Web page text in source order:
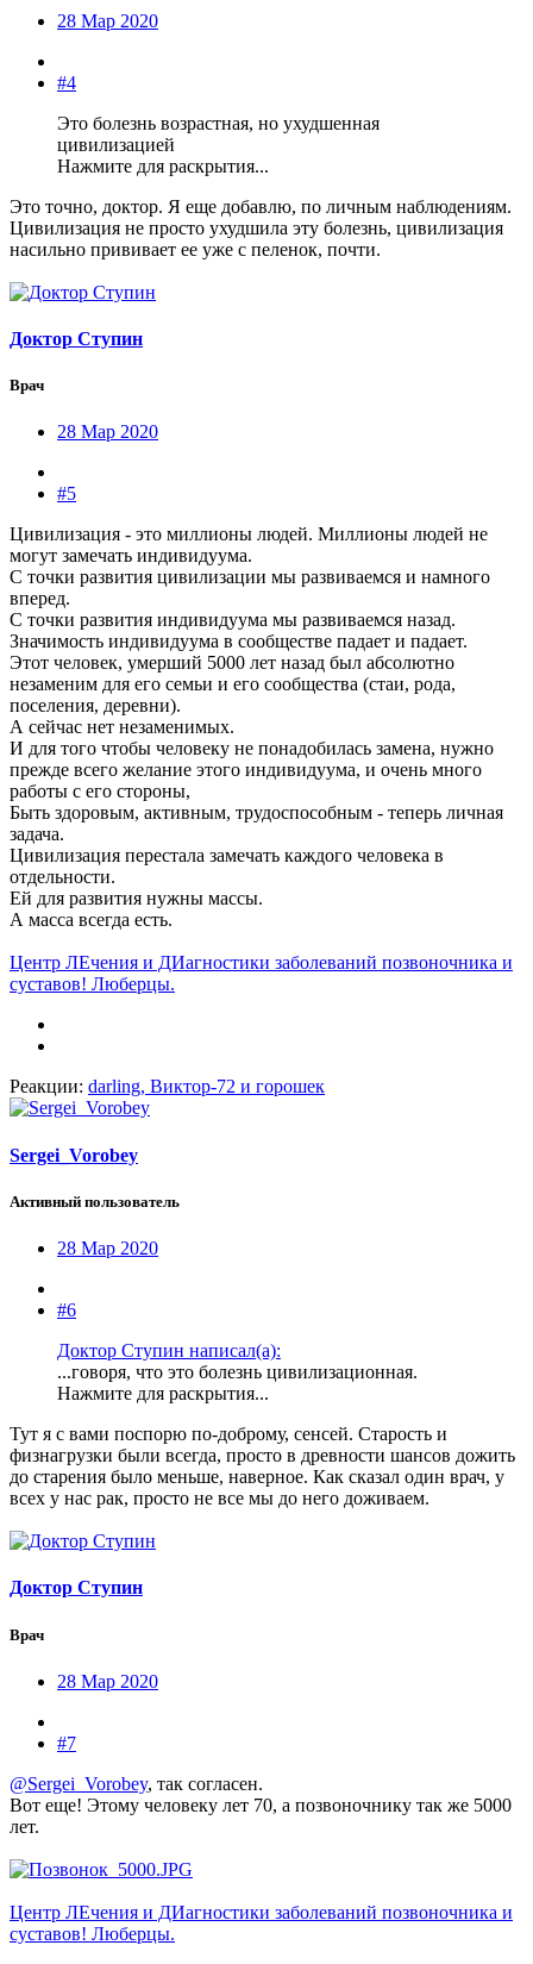
28 Мар 2020
#4
Это болезнь возрастная, но ухудшенная
цивилизацией
Нажмите для раскрытия...
Это точно, доктор. Я еще добавлю, по личным наблюдениям.
Цивилизация не просто ухудшила эту болезнь, цивилизация
насильно прививает ее уже с пеленок, почти.
Доктор Ступин
Врач
28 Мар 2020
#5
Цивилизация - это миллионы людей. Миллионы людей не
могут замечать индивидуума.
С точки развития цивилизации мы развиваемся и намного
вперед.
С точки развития индивидуума мы развиваемся назад.
Значимость индивидуума в сообществе падает и падает.
Этот человек, умерший 5000 лет назад был абсолютно
незаменим для его семьи и его сообщества (стаи, рода,
поселения, деревни).
А сейчас нет незаменимых.
И для того чтобы человеку не понадобилась замена, нужно
прежде всего желание этого индивидуума, и очень много
работы с его стороны,
Быть здоровым, активным, трудоспособным - теперь личная
задача.
Цивилизация перестала замечать каждого человека в
отдельности.
Ей для развития нужны массы.
А масса всегда есть.
Центр ЛЕчения и ДИагностики заболеваний позвоночника и
суставов! Люберцы.
Реакции: darling, Виктор-72 и горошек
Sergei_Vorobey
Активный пользователь
28 Мар 2020
#6
Доктор Ступин написал(а):
...говоря, что это болезнь цивилизационная.
Нажмите для раскрытия...
Тут я с вами поспорю по-доброму, сенсей. Старость и
физнагрузки были всегда, просто в древности шансов дожить
до старения было меньше, наверное. Как сказал один врач, у
всех у нас рак, просто не все мы до него доживаем.
Доктор Ступин
Врач
28 Мар 2020
#7
@Sergei_Vorobey, так согласен.
Вот еще! Этому человеку лет 70, а позвоночнику так же 5000
лет.
Центр ЛЕчения и ДИагностики заболеваний позвоночника и
суставов! Люберцы.